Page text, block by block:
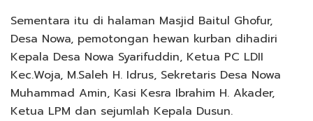
Sementara itu di halaman Masjid Baitul Ghofur,
Desa Nowa, pemotongan hewan kurban dihadiri
Kepala Desa Nowa Syarifuddin, Ketua PC LDII
Kec.Woja, M.Saleh H. Idrus, Sekretaris Desa Nowa
Muhammad Amin, Kasi Kesra Ibrahim H. Akader,
Ketua LPM dan sejumlah Kepala Dusun.